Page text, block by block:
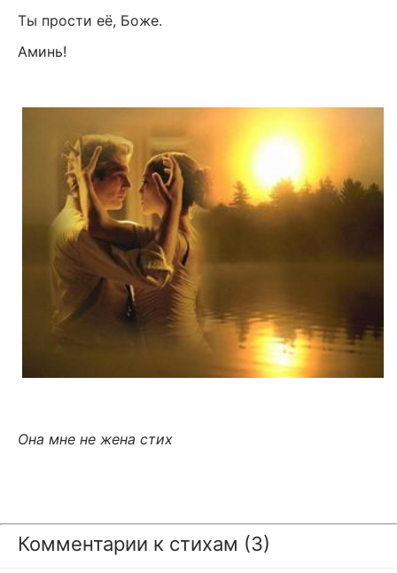
Ты прости её, Боже.
Аминь!
Она мне не жена стих
Комментарии к стихам (3)